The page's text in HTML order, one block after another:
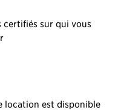
certifiés sur qui vous
location est disponible